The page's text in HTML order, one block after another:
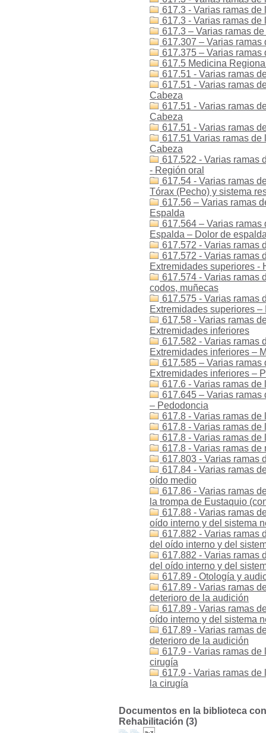
617.3 - Varias ramas
617.3 - Varias ramas
617.3 – Varias ramas
617.307 – Varias
617.375 – Varias
617.5 Medicina
617.51 - Varias ramas
617.51 - Varias ramas
Cabeza
617.51 - Varias ramas
Cabeza
617.51 - Varias ramas
617.51 Varias ramas
Cabeza
617.522 - Varias ramas
- Región oral
617.54 - Varias ramas
Tórax (Pecho) y sistema
617.56 – Varias ramas
Espalda
617.564 – Varias
Espalda – Dolor de
617.572 - Varias ramas
617.572 - Varias ramas
Extremidades superiores -
617.574 - Varias ramas
codos, muñecas
617.575 - Varias ramas
Extremidades superiores –
617.58 - Varias ramas
Extremidades inferiores
617.582 - Varias ramas
Extremidades inferiores –
617.585 – Varias
Extremidades inferiores –
617.6 - Varias ramas
617.645 – Varias
– Pedodoncia
617.8 - Varias ramas
617.8 - Varias ramas
617.8 - Varias ramas
617.8 - Varias ramas
617.803 - Varias ramas
617.84 - Varias ramas
oído medio
617.86 - Varias ramas
la trompa de Eustaquio
617.88 - Varias ramas
oído interno y del sistema
617.882 - Varias ramas
del oído interno y del
617.882 - Varias ramas
del oído interno y del
617.89 - Otología y
617.89 - Varias ramas
deterioro de la audición
617.89 - Varias ramas
oído interno y del sistema
617.89 - Varias ramas
deterioro de la audición
617.9 - Varias ramas
cirugía
617.9 - Varias ramas
la cirugía
Documentos en la biblioteca
Rehabilitación (3)